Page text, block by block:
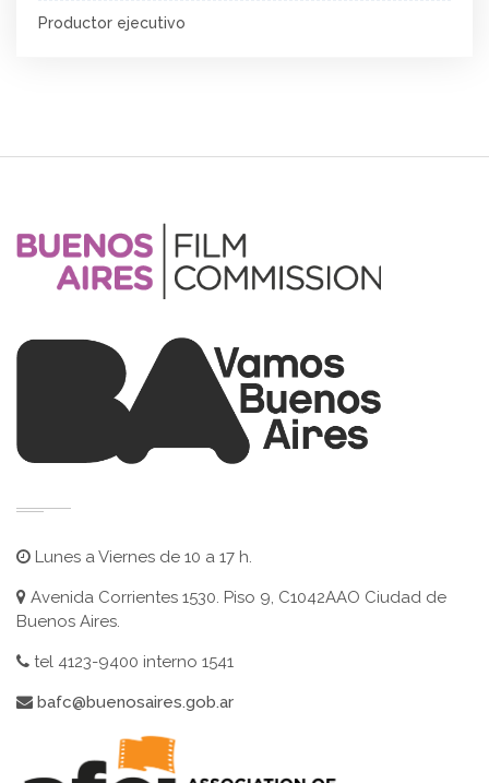
Productor ejecutivo
Lunes a Viernes de 10 a 17 h.
Avenida Corrientes 1530. Piso 9, C1042AAO Ciudad de
Buenos Aires.
tel 4123-9400 interno 1541
bafc@buenosaires.gob.ar